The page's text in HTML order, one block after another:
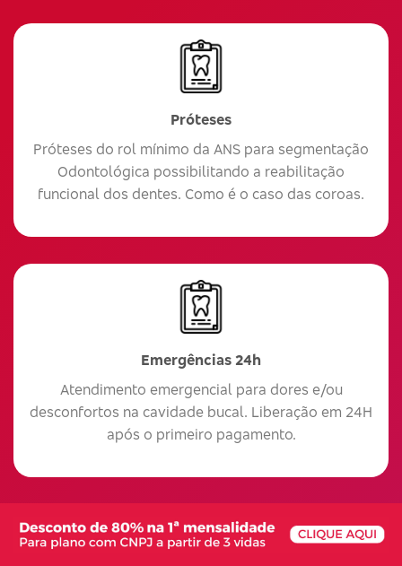
Próteses
Próteses do rol mínimo da ANS para segmentação
Odontológica possibilitando a reabilitação
funcional dos dentes. Como é o caso das coroas.
Emergências 24h
Atendimento emergencial para dores e/ou
desconfortos na cavidade bucal. Liberação em 24H
após o primeiro pagamento.